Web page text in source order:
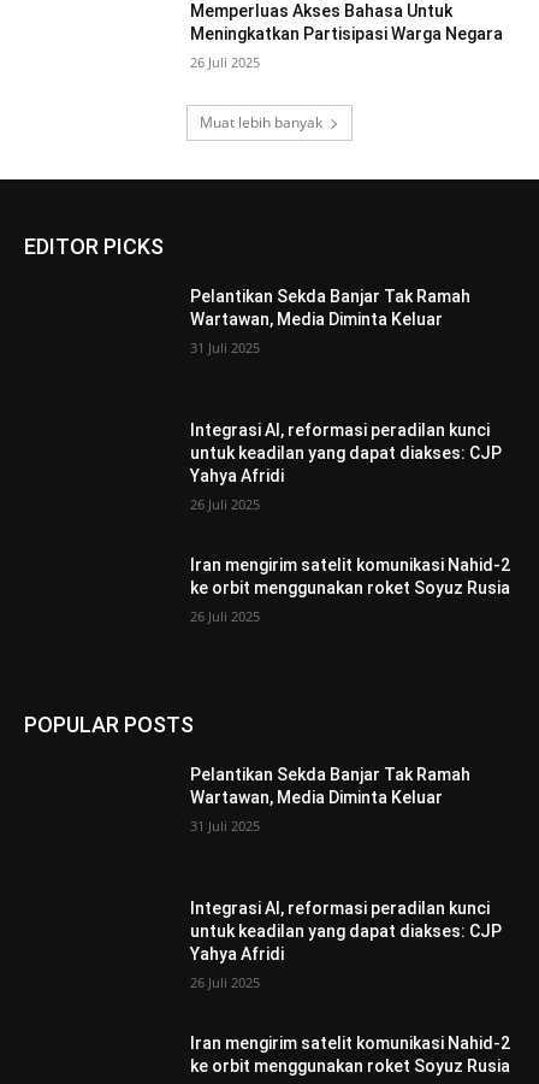
Memperluas Akses Bahasa Untuk
Meningkatkan Partisipasi Warga Negara
26 Juli 2025
Muat lebih banyak
EDITOR PICKS
Pelantikan Sekda Banjar Tak Ramah
Wartawan, Media Diminta Keluar
31 Juli 2025
Integrasi AI, reformasi peradilan kunci
untuk keadilan yang dapat diakses: CJP
Yahya Afridi
26 Juli 2025
Iran mengirim satelit komunikasi Nahid-2
ke orbit menggunakan roket Soyuz Rusia
26 Juli 2025
POPULAR POSTS
Pelantikan Sekda Banjar Tak Ramah
Wartawan, Media Diminta Keluar
31 Juli 2025
Integrasi AI, reformasi peradilan kunci
untuk keadilan yang dapat diakses: CJP
Yahya Afridi
26 Juli 2025
Iran mengirim satelit komunikasi Nahid-2
ke orbit menggunakan roket Soyuz Rusia